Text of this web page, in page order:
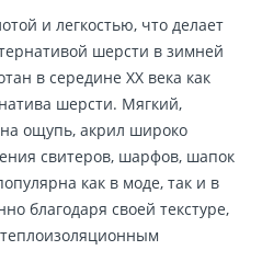
и легкостью, что делает
шерсти в зимней
в середине XX века как
шерсти. Мягкий,
ощупь, акрил широко
свитеров, шарфов, шапок
как в моде, так и в
благодаря своей текстуре,